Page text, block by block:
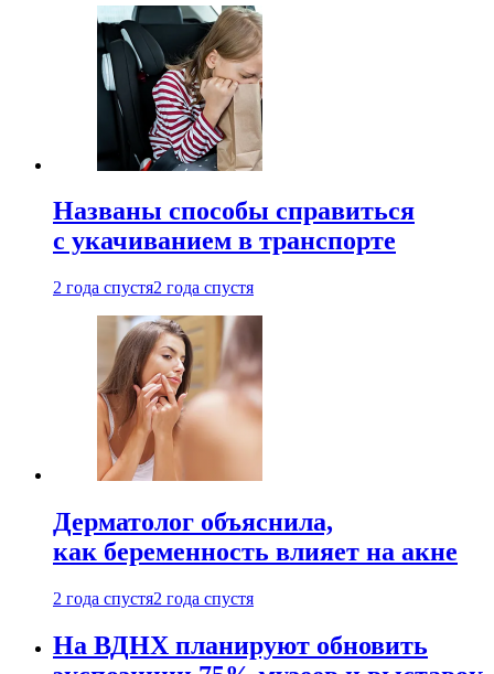
Названы способы справиться
с укачиванием в транспорте
2 года спустя2 года спустя
Дерматолог объяснила,
как беременность влияет на акне
2 года спустя2 года спустя
На ВДНХ планируют обновить